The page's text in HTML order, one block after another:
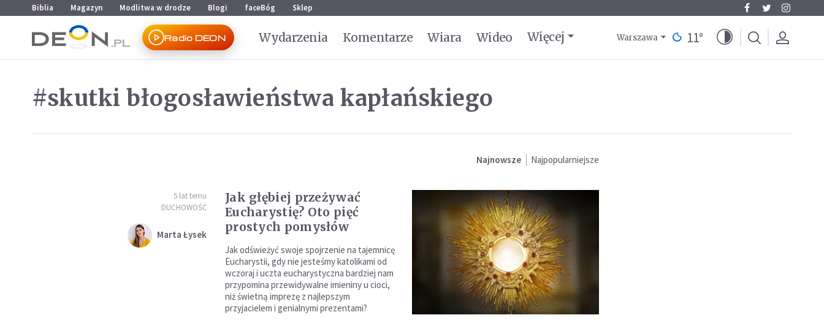
Przejdź do menu głównego
Przejdź do treści
Biblia Magazyn Modlitwa w drodze Blogi faceBóg Sklep
Radio DEON Wydarzenia Komentarze Wiara Wideo Więcej Warszawa 11°
#skutki błogosławieństwa kapłańskiego
Najnowsze Najpopularniejsze
5 lat temu
DUCHOWOŚĆ
Marta Łysek
Jak głębiej przeżywać
Eucharystię? Oto pięć
prostych pomysłów
Jak odświeżyć swoje spojrzenie na tajemnicę
Eucharystii, gdy nie jesteśmy katolikami od
wczoraj i uczta eucharystyczna bardziej nam
przypomina przewidywalne imieniny u cioci,
niż świetną imprezę z najlepszym
przyjacielem i genialnymi prezentami?